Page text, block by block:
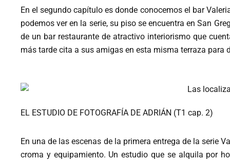
En el segundo capítulo es donde conocemos el bar
podemos ver en la serie, su piso se encuentra en San
de un bar restaurante de atractivo interiorismo que
más tarde cita a sus amigas en esta misma terraza
EL ESTUDIO DE FOTOGRAFÍA DE ADRIÁN (T1 cap. 2)
En una de las escenas de la primera entrega de la serie
croma y equipamiento. Un estudio que se alquila por